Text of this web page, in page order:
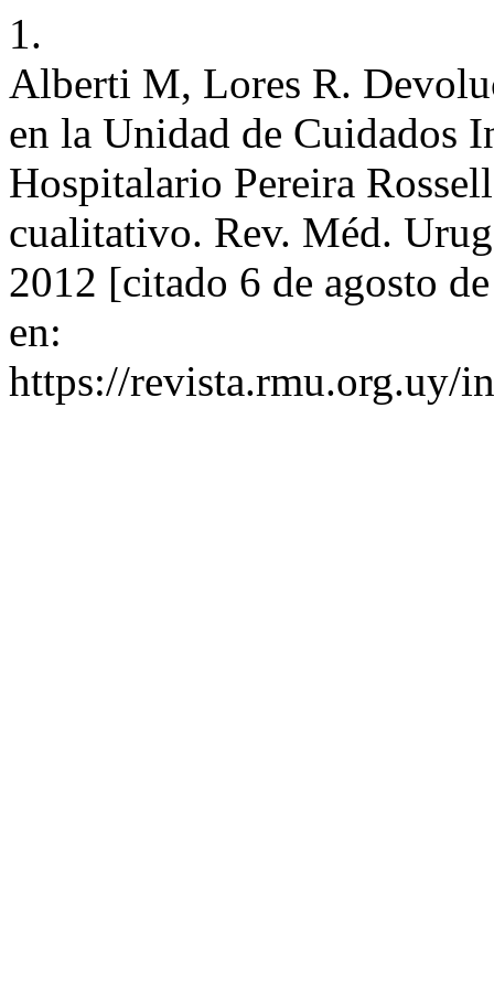
1.
Alberti M, Lores R.
en la Unidad de Cuidados
Hospitalario Pereira
cualitativo. Rev. Méd.
2012 [citado 6 de agosto
en:
https://revista.rmu.org.uy/